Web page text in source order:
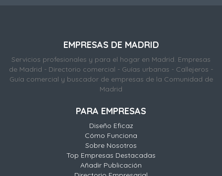
EMPRESAS DE MADRID
Servicios profesionales y para el hogar en Madrid. Empresas
de Madrid - Directorio comercial - Guías urbanas - Callejeros -
Guía comercial y buscador de empresas de la Comunidad de
Madrid
PARA EMPRESAS
Diseño Eficaz
Cómo Funciona
Sobre Nosotros
Top Empresas Destacadas
Añadir Publicación